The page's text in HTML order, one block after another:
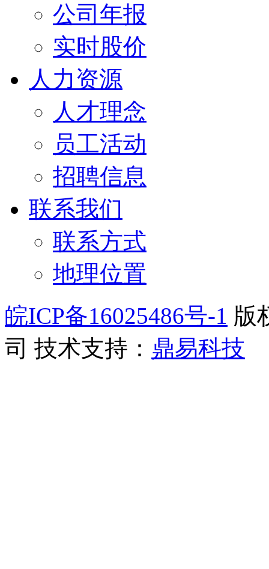
公司年报
实时股价
人力资源
人才理念
员工活动
招聘信息
联系我们
联系方式
地理位置
皖ICP备16025486号-1 版
司 技术支持： 鼎易科技